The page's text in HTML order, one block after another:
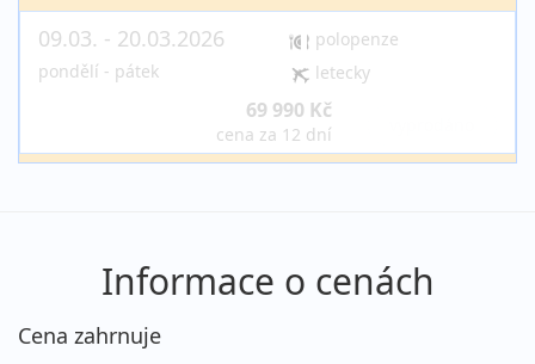
09.03. - 20.03.2026
pondělí - pátek
polopenze
letecky
69 990 Kč
cena za 12 dní
úterý - sobota
letecky (Praha)
cena za 12 dní (11 nocí)
Informace o cenách
Cena zahrnuje